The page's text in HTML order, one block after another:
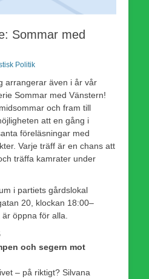
Sommar med
Politik
arrangerar även i år vår
Sommar med Vänstern!
och fram till
att en gång i
föreläsningar med
Varje träff är en chans att
träffa kamrater under
i partiets gårdslokal
20, klockan 18:00–
öppna för alla.
och segern mot
– på riktigt? Silvana